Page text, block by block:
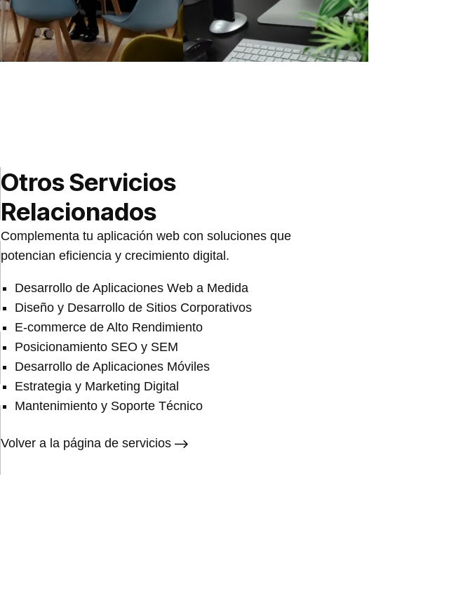
Otros Servicios
Relacionados
Complementa tu aplicación web con soluciones que
potencian eficiencia y crecimiento digital.
Desarrollo de Aplicaciones Web a Medida
Diseño y Desarrollo de Sitios Corporativos
E-commerce de Alto Rendimiento
Posicionamiento SEO y SEM
Desarrollo de Aplicaciones Móviles
Estrategia y Marketing Digital
Mantenimiento y Soporte Técnico
Volver a la página de servicios